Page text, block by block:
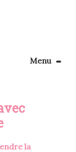
Menu
la couture
coin couture
vos tissus
Rechercher
la